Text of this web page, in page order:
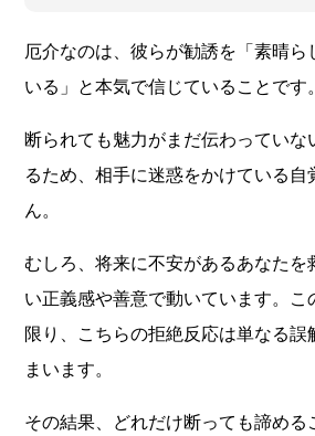
厄介なのは、彼らが勧誘を「素晴ら
いる」と本気で信じていることです。
断られても魅力がまだ伝わっていな
るため、相手に迷惑をかけている自
ん。
むしろ、将来に不安があるあなたを
い正義感や善意で動いています。こ
限り、こちらの拒絶反応は単なる誤
まいます。
その結果、どれだけ断っても諦める